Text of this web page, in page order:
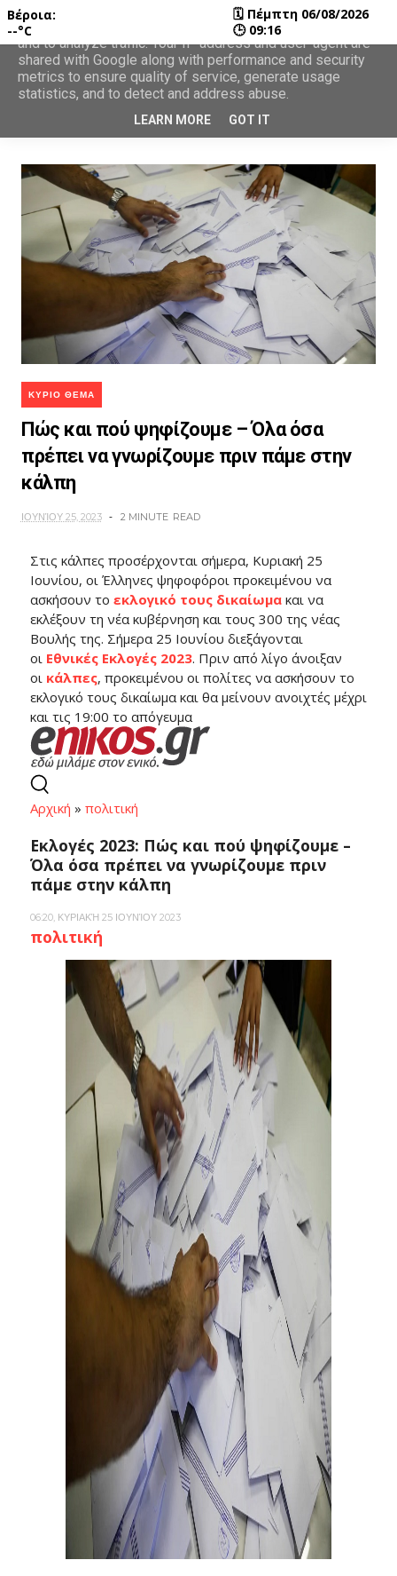
ΚΥΡΙΟ ΘΕΜΑ
Πώς και πού ψηφίζουμε – Όλα όσα
πρέπει να γνωρίζουμε πριν πάμε στην
κάλπη
ΙΟΥΝΊΟΥ 25, 2023 2 MINUTE READ
Στις κάλπες προσέρχονται σήμερα, Κυριακή 25
Ιουνίου, οι Έλληνες ψηφοφόροι προκειμένου να
ασκήσουν το εκλογικό τους δικαίωμακαι να
εκλέξουν τη νέα κυβέρνηση και τους 300 της νέας
Βουλής της. Σήμερα 25 Ιουνίου διεξάγονται
οι Εθνικές Εκλογές 2023. Πριν από λίγο άνοιξαν
οι κάλπες, προκειμένου οι πολίτες να ασκήσουν το
εκλογικό τους δικαίωμα και θα μείνουν ανοιχτές μέχρι
και τις 19:00 το απόγευμα
Αρχική » πολιτική
Εκλογές 2023: Πώς και πού ψηφίζουμε –
Όλα όσα πρέπει να γνωρίζουμε πριν
πάμε στην κάλπη
06:20, ΚΥΡΙΑΚΉ 25 ΙΟΥΝΊΟΥ 2023
πολιτική
Βέροια:
--°C
🗓 Πέμπτη 06/08/2026
🕒 09:16
This site uses cookies from Google to deliver its services
and to analyze traffic. Your IP address and user-agent are
shared with Google along with performance and security
metrics to ensure quality of service, generate usage
statistics, and to detect and address abuse.
LEARN MORE GOT IT